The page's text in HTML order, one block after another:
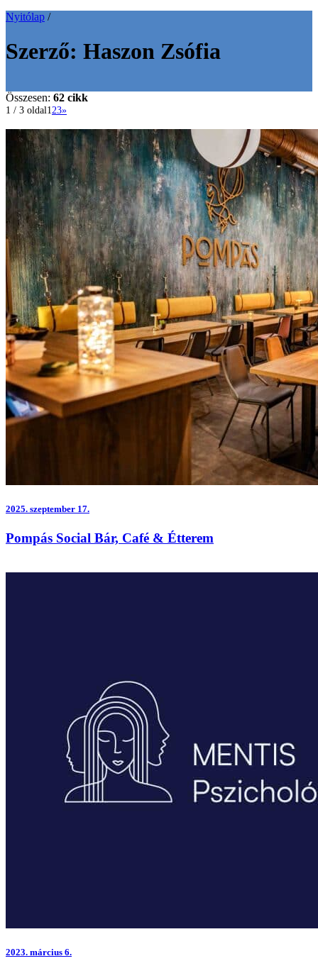
Nyitólap /
Szerző: Haszon Zsófia
Összesen: 62 cikk
1 / 3 oldal123»
2025. szeptember 17.
Pompás Social Bár, Café & Étterem
2023. március 6.